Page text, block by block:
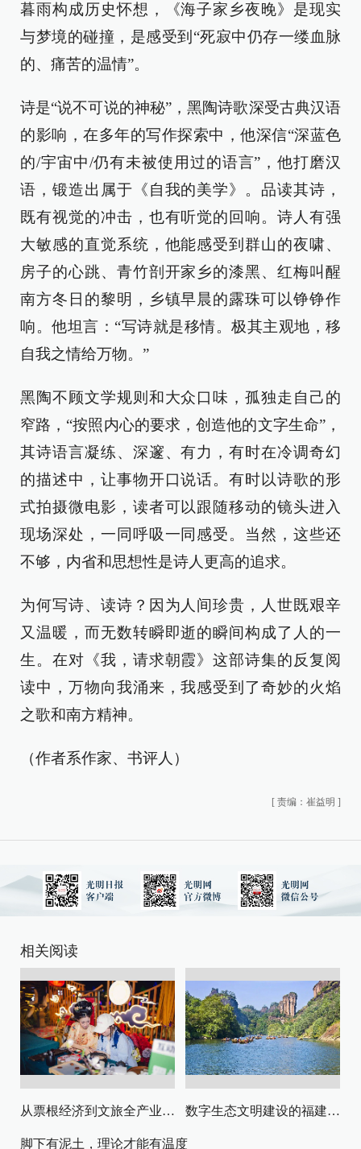
暮雨构成历史怀想，《海子家乡夜晚》是现实
与梦境的碰撞，是感受到“死寂中仍存一缕血脉
的、痛苦的温情”。
诗是“说不可说的神秘”，黑陶诗歌深受古典汉语
的影响，在多年的写作探索中，他深信“深蓝色
的/宇宙中/仍有未被使用过的语言”，他打磨汉
语，锻造出属于《自我的美学》。品读其诗，
既有视觉的冲击，也有听觉的回响。诗人有强
大敏感的直觉系统，他能感受到群山的夜啸、
房子的心跳、青竹剖开家乡的漆黑、红梅叫醒
南方冬日的黎明，乡镇早晨的露珠可以铮铮作
响。他坦言：“写诗就是移情。极其主观地，移
自我之情给万物。”
黑陶不顾文学规则和大众口味，孤独走自己的
窄路，“按照内心的要求，创造他的文字生命”，
其诗语言凝练、深邃、有力，有时在冷调奇幻
的描述中，让事物开口说话。有时以诗歌的形
式拍摄微电影，读者可以跟随移动的镜头进入
现场深处，一同呼吸一同感受。当然，这些还
不够，内省和思想性是诗人更高的追求。
为何写诗、读诗？因为人间珍贵，人世既艰辛
又温暖，而无数转瞬即逝的瞬间构成了人的一
生。在对《我，请求朝霞》这部诗集的反复阅
读中，万物向我涌来，我感受到了奇妙的火焰
之歌和南方精神。
（作者系作家、书评人）
[ 责编：崔益明 ]
相关阅读
从票根经济到文旅全产业链升级 数字生态文明建设的福建路径与启示
脚下有泥土，理论才能有温度